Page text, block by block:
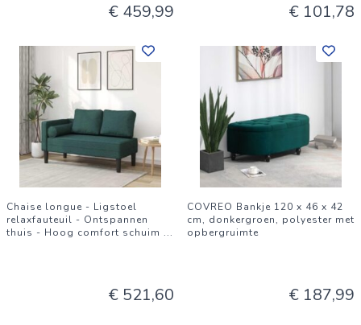
€ 459,99 € 101,78
Chaise longue - Ligstoel
relaxfauteuil - Ontspannen
thuis - Hoog comfort schuim ...
€ 521,60
COVREO Bankje 120 x 46 x 42
cm, donkergroen, polyester met
opbergruimte
€ 187,99